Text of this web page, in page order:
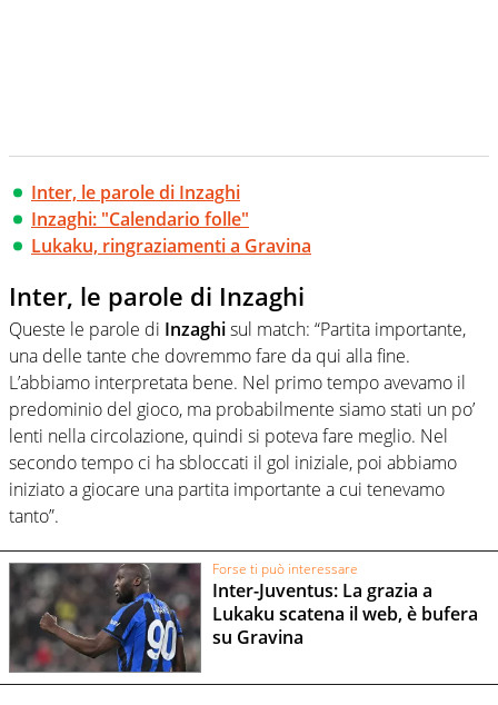
Inter, le parole di Inzaghi
Inzaghi: "Calendario folle"
Lukaku, ringraziamenti a Gravina
Inter, le parole di Inzaghi
Queste le parole di Inzaghisul match: “Partita importante,
una delle tante che dovremmo fare da qui alla fine.
L’abbiamo interpretata bene. Nel primo tempo avevamo il
predominio del gioco, ma probabilmente siamo stati un po’
lenti nella circolazione, quindi si poteva fare meglio. Nel
secondo tempo ci ha sbloccati il gol iniziale, poi abbiamo
iniziato a giocare una partita importante a cui tenevamo
tanto”.
Forse ti può interessare
Inter-Juventus: La grazia a
Lukaku scatena il web, è bufera
su Gravina